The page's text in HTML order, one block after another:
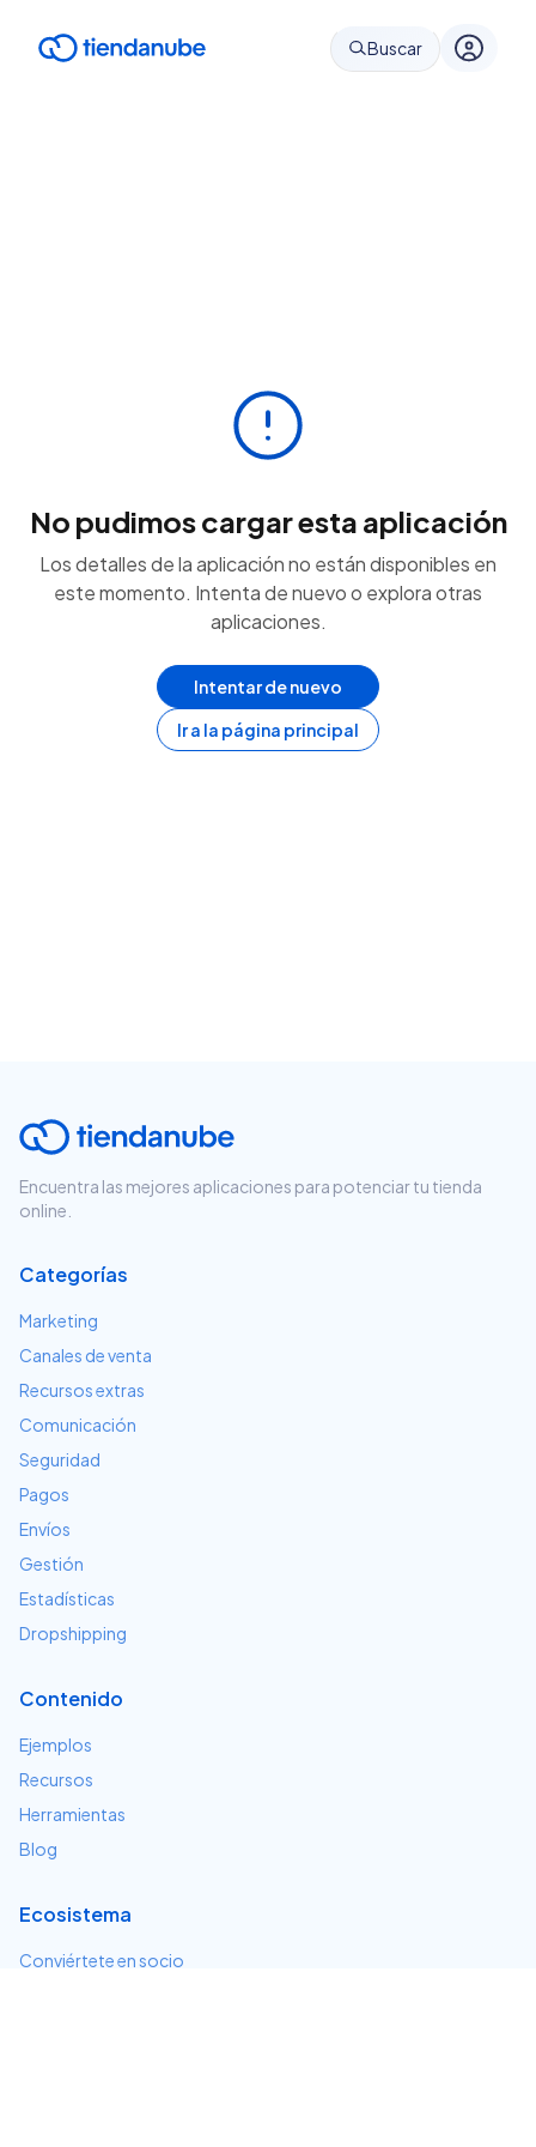
Buscar
No pudimos cargar esta aplicación
Los detalles de la aplicación no están disponibles en
este momento. Intenta de nuevo o explora otras
aplicaciones.
Intentar de nuevo
Ir a la página principal
Encuentra las mejores aplicaciones para potenciar tu tienda
online.
Categorías
Marketing
Canales de venta
Recursos extras
Comunicación
Seguridad
Pagos
Envíos
Gestión
Estadísticas
Dropshipping
Contenido
Ejemplos
Recursos
Herramientas
Blog
Ecosistema
Conviértete en socio